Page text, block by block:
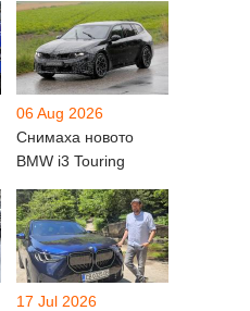
06 Aug 2026
Снимаха новото
BMW i3 Touring
17 Jul 2026